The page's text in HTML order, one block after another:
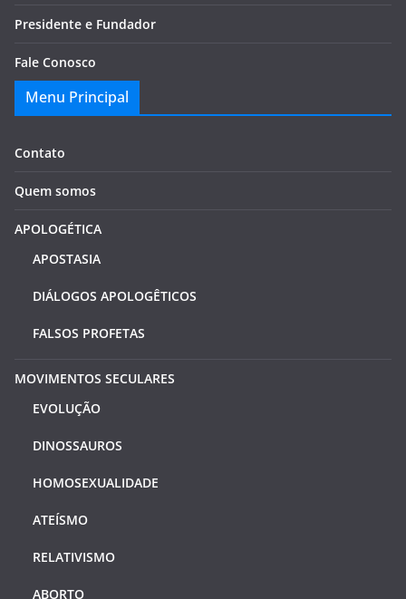
Presidente e Fundador
Fale Conosco
Menu Principal
Contato
Quem somos
APOLOGÉTICA
APOSTASIA
DIÁLOGOS APOLOGÊTICOS
FALSOS PROFETAS
MOVIMENTOS SECULARES
EVOLUÇÃO
DINOSSAUROS
HOMOSEXUALIDADE
ATEÍSMO
RELATIVISMO
ABORTO